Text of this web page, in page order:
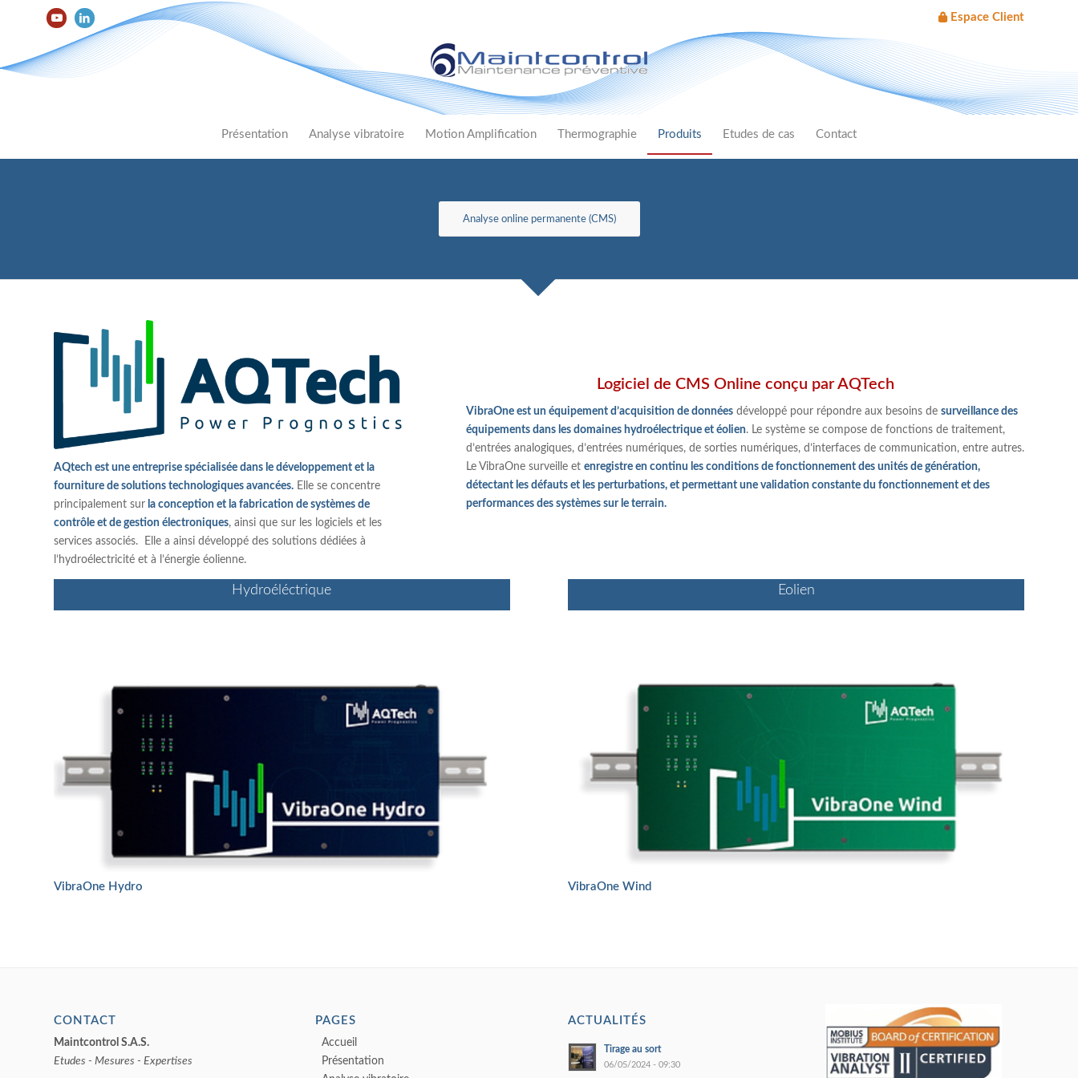
Espace Client
Présentation Analyse vibratoire Motion Amplification Thermographie Produits Etudes de cas Contact
Analyse online permanente (CMS)
AQtech est une entreprise spécialisée dans le développement et la
fourniture de solutions technologiques avancées. Elle se concentre
principalement sur la conception et la fabrication de systèmes de
contrôle et de gestion électroniques, ainsi que sur les logiciels et les
services associés. Elle a ainsi développé des solutions dédiées à
l’hydroélectricité et à l’énergie éolienne.
Logiciel de CMS Online conçu par AQTech
VibraOne est un équipement d’acquisition de données développé pour répondre aux besoins de surveillance des
équipements dans les domaines hydroélectrique et éolien. Le système se compose de fonctions de traitement,
d’entrées analogiques, d’entrées numériques, de sorties numériques, d’interfaces de communication, entre autres.
Le VibraOne surveille et enregistre en continu les conditions de fonctionnement des unités de génération,
détectant les défauts et les perturbations, et permettant une validation constante du fonctionnement et des
performances des systèmes sur le terrain.
Hydroéléctrique Eolien
VibraOne Hydro VibraOne Wind
CONTACT
Maintcontrol S.A.S.
Etudes - Mesures - Expertises
PAGES
Accueil
Présentation
ACTUALITÉS
Tirage au sort
06/05/2024 - 09:30